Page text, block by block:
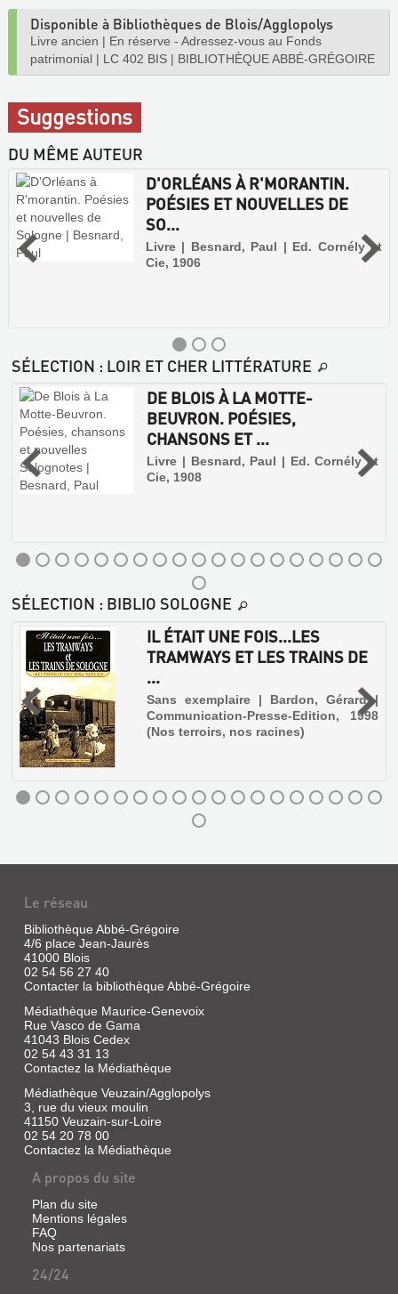
Disponible à Bibliothèques de Blois/Agglopolys
Livre ancien | En réserve - Adressez-vous au Fonds
patrimonial | LC 402 BIS | BIBLIOTHÈQUE ABBÉ-GRÉGOIRE
Suggestions
DU MÊME AUTEUR
D'ORLÉANS À R'MORANTIN.
POÉSIES ET NOUVELLES DE
SO...
Livre | Besnard, Paul | Ed. Cornély et
Cie, 1906
D'ORLÉANS
R'MORANTIN.
POÉSIES
NOUVELLES
DE
SO...
Livre
|
Besnard,
|
DE
BLOIS
LA
MOTTE-
BEUVRON.
POÉSIES,
SÉLECTION : LOIR ET CHER LITTÉRATURE
DE BLOIS À LA MOTTE-
BEUVRON. POÉSIES,
CHANSONS ET ...
Livre | Besnard, Paul | Ed. Cornély et
Cie, 1908
DE
LA
BEUVRON.
POÉSIES,
CHANSONS
ET
...
Livre
|
Besnard,
Paul
|
Ed.
Cornély
et
Cie,
1908
SÉLECTION : BIBLIO SOLOGNE
IL ÉTAIT UNE FOIS...LES
TRAMWAYS ET LES TRAINS DE
...
Sans exemplaire | Bardon, Gérard |
Communication-Presse-Edition, 1998
(Nos terroirs, nos racines)
FOIS...LES
TRAMWAYS
ET
LES
TRAINS
DE
...
Sans
exemplaire
|
Bardon,
Gérard
|
Communication-
Presse-
1998
(Nos
terroirs,
nos
racines)
Le réseau
Bibliothèque Abbé-Grégoire
4/6 place Jean-Jaurès
41000 Blois
02 54 56 27 40
Contacter la bibliothèque Abbé-Grégoire
Médiathèque Maurice-Genevoix
Rue Vasco de Gama
41043 Blois Cedex
02 54 43 31 13
Contactez la Médiathèque
Médiathèque Veuzain/Agglopolys
3, rue du vieux moulin
41150 Veuzain-sur-Loire
02 54 20 78 00
Contactez la Médiathèque
A propos du site
Plan du site
Mentions légales
FAQ
Nos partenariats
24/24